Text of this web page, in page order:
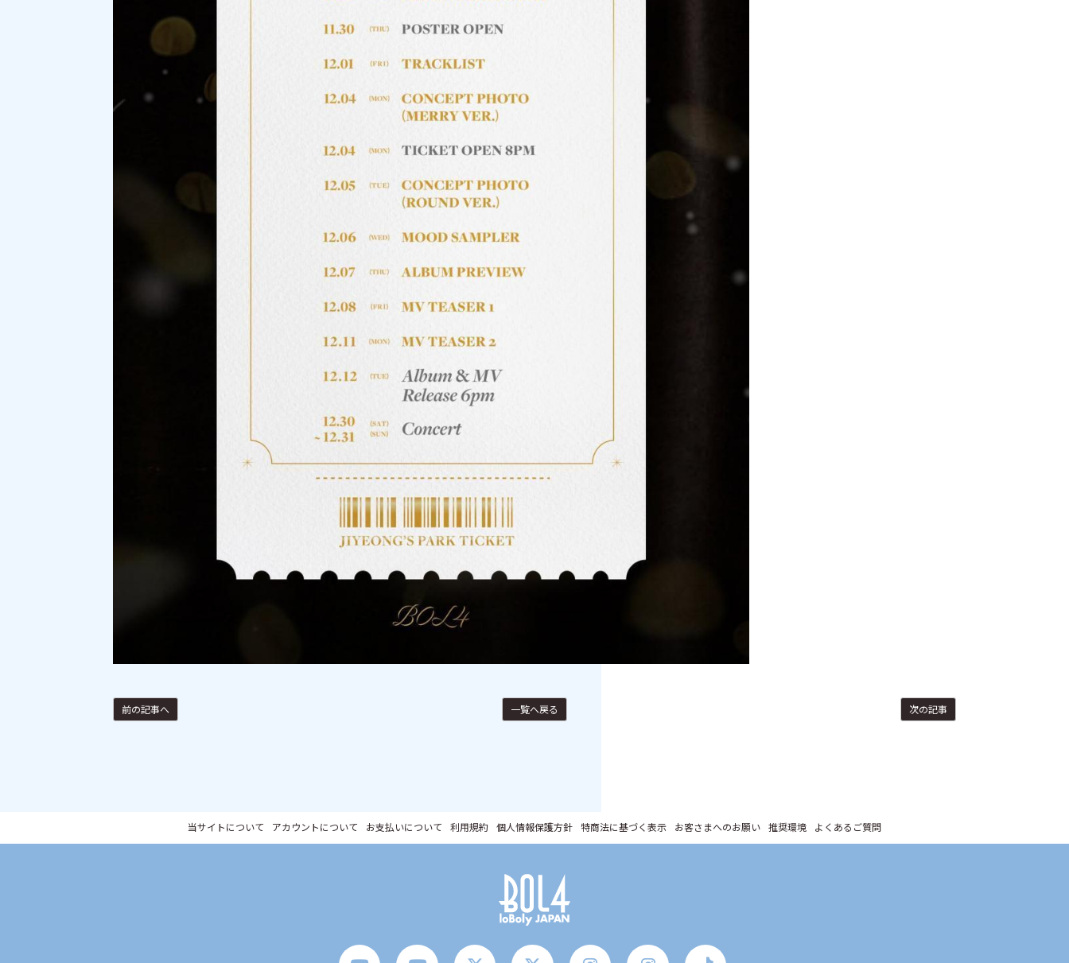
次の記事
一覧へ戻る
前の記事へ
当サイトについて アカウントについて お支払いについて 利用規約 個人情報保護方針 特商法に基づく表示 お客さまへのお願い 推奨環境 よくあるご質問